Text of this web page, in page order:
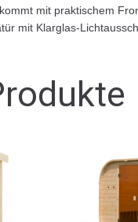
mit praktischem
mit Klarglas-